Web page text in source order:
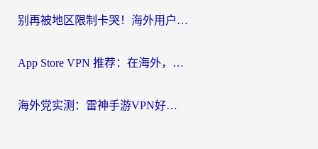
别再被地区限制卡哭！海外用户vpn中国下载全攻略，无缝刷剧办公社交
App Store VPN 推荐：在海外，如何找回那扇回家的“任意门”？
海外党实测：雷神手游VPN好用吗？和闪电VPN对比哪个回国效果更好？附小众工具深度测评